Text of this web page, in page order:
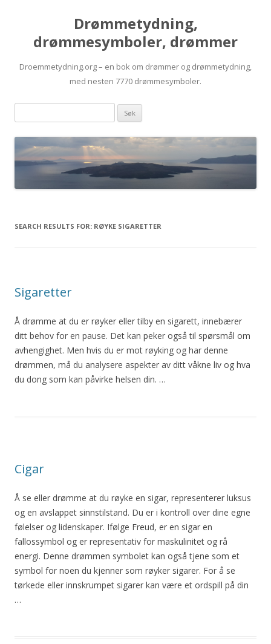
Drømmetydning,
drømmesymboler, drømmer
Droemmetydning.org – en bok om drømmer og drømmetydning,
med nesten 7770 drømmesymboler.
Skip
content
søk:
SEARCH RESULTS FOR: RØYKE SIGARETTER
Sigaretter
Å drømme at du er røyker eller tilby en sigarett, innebærer
ditt behov for en pause. Det kan peker også til spørsmål om
avhengighet. Men hvis du er mot røyking og har denne
drømmen, må du analysere aspekter av ditt våkne liv og hva
du dong som kan påvirke helsen din. …
Cigar
Å se eller drømme at du røyke en sigar, representerer luksus
og en avslappet sinnstilstand. Du er i kontroll over dine egne
følelser og lidenskaper. Ifølge Freud, er en sigar en
fallossymbol og er representativ for maskulinitet og rå
energi. Denne drømmen symbolet kan også tjene som et
symbol for noen du kjenner som røyker sigarer. For å se
tørkede eller innskrumpet sigarer kan være et ordspill på din
…